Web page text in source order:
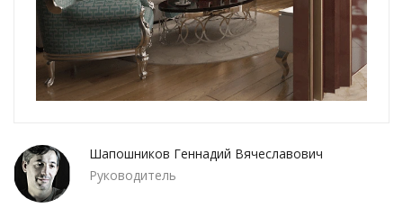
Шапошников Геннадий Вячеславович
Руководитель